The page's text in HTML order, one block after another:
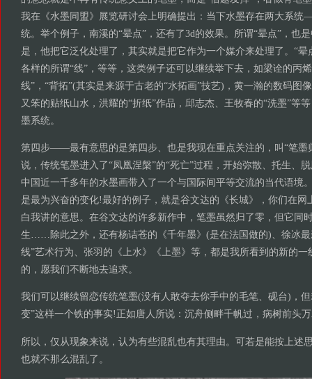
我在《水墨同盟》展览研讨会上明确提出：当下水墨存在两大系
统。举个例子，南溪的“晕点”，还有了3d的效果。所谓“晕点”，也
是，他把它泛化处理了，其实就是把它作为一个媒介来处理了。“晕
各样的所谓“线”，等等，这类例子还可以继续举下去，如梁诠的丙
线”，“背拓”(其实是来源于古老的“水拓画”技艺)，黄一瀚的数码图
又笨的贴纸山水，洪耀的“折纸”作品，邱志杰、王牧春的“洗墨”等
墨系统。
第四步——最有意思的是第四步、也是我现在重点关注的，叫“笔墨
说，传统笔墨进入了“凤凰涅槃”的“死亡”过程，开始弥散、托生、
中国近一千多年的水墨画带入了一个与国际间平等交流的当代语境
是最为兴奋的变化!最好的例子，就是谷文达的《长城》，你们在网
白我讲的意思。在谷文达的许多新作中，笔墨虽然归了零，但它同
生……除此之外，还有杨诘苍的《千年墨》(是在法国做的)、徐冰最
线”艺术行为、张羽的《上水》《上墨》等，都是我所看到的新的一
的，愿我们不断地去追求。
我们可以继续留恋传统笔墨(没有人敢夺去你手中的毛笔、砚台)，
变”这样一个铁的事实!正如唐人所说：沉舟侧畔千帆过，病树前头
所以，仅从现象来说，认为有些混乱也有其理由。可若是能按上述
也就不那么混乱了。